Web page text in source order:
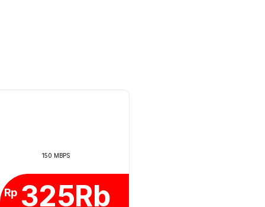
150 MBPS
Rp 325Rb